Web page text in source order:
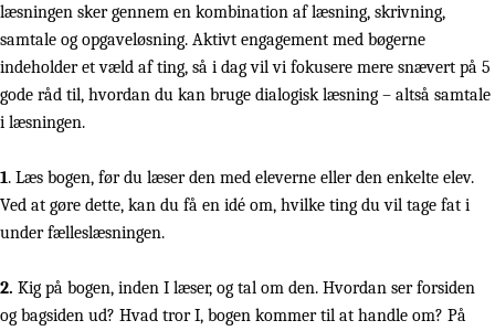
læsningen sker gennem en kombination af læsning, skrivning,
samtale og opgaveløsning. Aktivt engagement med bøgerne
indeholder et væld af ting, så i dag vil vi fokusere mere snævert på 5
gode råd til, hvordan du kan bruge dialogisk læsning – altså samtale
i læsningen.
1. Læs bogen, før du læser den med eleverne eller den enkelte elev.
Ved at gøre dette, kan du få en idé om, hvilke ting du vil tage fat i
under fælleslæsningen.
2. Kig på bogen, inden I læser, og tal om den. Hvordan ser forsiden
og bagsiden ud? Hvad tror I, bogen kommer til at handle om? På